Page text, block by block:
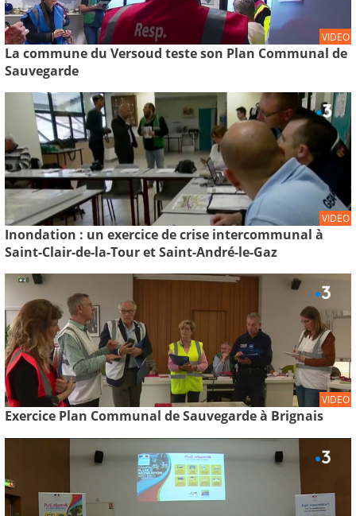
VIDEO
La commune du Versoud teste son Plan Communal de
Sauvegarde
VIDEO
Inondation : un exercice de crise intercommunal à
Saint-Clair-de-la-Tour et Saint-André-le-Gaz
VIDEO
Exercice Plan Communal de Sauvegarde à Brignais